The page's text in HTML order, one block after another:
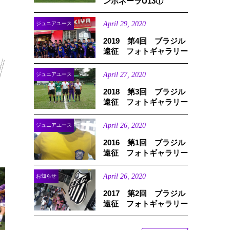
ジュニアユース April 29 2020
2019 第4回 ブラジル
遠征 フォトギャラリー
ジュニアユース April 27, 2020
2018 第3回 ブラジル
遠征 フォトギャラリー
ジュニアユース April 26 2020
2016 第1回 ブラジル
遠征 フォトギャラリー
お知らせ April 26 2020
2017 第2回 ブラジル
遠征 フォトギャラリー